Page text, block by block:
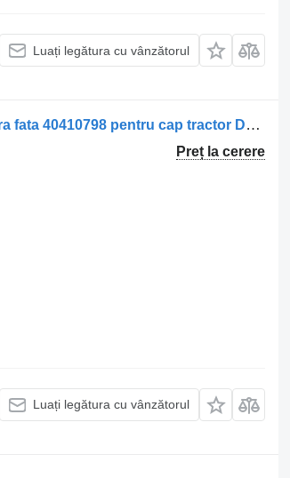
Luați legătura cu vânzătorul
Altă componentă a ansamblului de rezervă Suport bara fata 40410798 pentru cap tractor DAF XG
Preț la cerere
Luați legătura cu vânzătorul